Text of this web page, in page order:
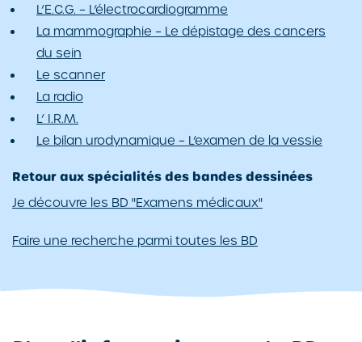
L’E.C.G. – L’électrocardiogramme
La mammographie – Le dépistage des cancers
du sein
Le scanner
La radio
L’ I.R.M.
Le bilan urodynamique – L’examen de la vessie
Retour aux spécialités des bandes dessinées
Je découvre les BD "Examens médicaux"
Faire une recherche parmi toutes les BD